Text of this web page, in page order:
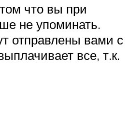
что вы при
не упоминать.
отправлены вами с
все, т.к.